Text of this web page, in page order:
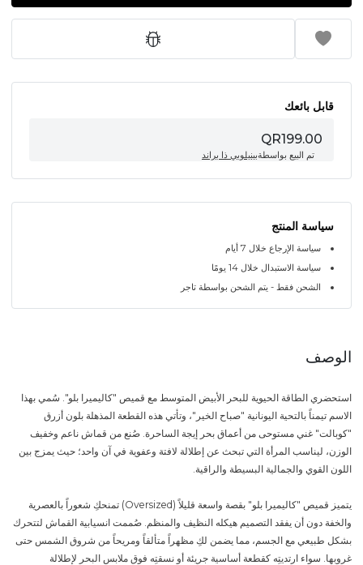
قابل بائعك
QR199.00
تم البيع بواسطةبينيلوبي ذا براند
سياسة المنتج
سياسة الإرجاع خلال 7 أيام
سياسة الاستبدال خلال 14 يومًا
الشحن فقط - يتم الشحن بواسطة تاجر
الوصف
استحضري الطاقة الحيوية للبحر الأبيض المتوسط مع قميص "كاليميرا بلو". سُمي بهذا
الاسم تيمناً بالتحية اليونانية "صباح الخير"، وتأتي هذه القطعة المذهلة بلون أزرق
"كوبالت" غني مستوحى من أعماق بحر إيجة الساحرة. صُنع من قماش ناعم وخفيف
الوزن، ليناسب المرأة التي تبحث عن إطلالة لافتة وعفوية في آن واحد؛ حيث يمزج بين
اللون القوي والجمالية البسيطة والراقية.
يتميز قميص "كاليميرا بلو" بقصة واسعة قليلاً (Oversized) تمنحكِ شعوراً بالعصرية
والخفة دون أن يفقد التصميم هيكله النظيف والمنظم. صُممت انسيابية القماش لتتحرك
بشكل طبيعي مع الجسم، مما يضمن لكِ مظهراً متألقاً ومريحاً من شروق الشمس حتى
غروبها. سواء ارتديتِه كقطعة أساسية جريئة أو نسقتِه فوق ملابس البحر لإطلالة